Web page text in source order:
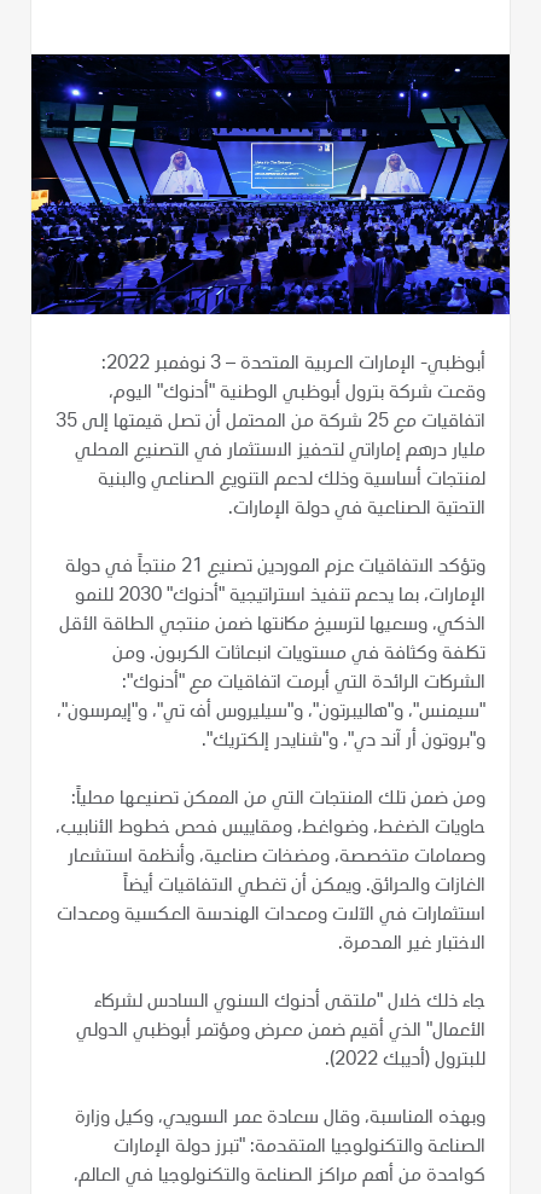
أبوظبي- الإمارات العربية المتحدة – 3 نوفمبر 2022:
وقعت شركة بترول أبوظبي الوطنية "أدنوك" اليوم،
اتفاقيات مع 25 شركة من المحتمل أن تصل قيمتها إلى 35
مليار درهم إماراتي لتحفيز الاستثمار في التصنيع المحلي
لمنتجات أساسية وذلك لدعم التنويع الصناعي والبنية
التحتية الصناعية في دولة الإمارات.
وتؤكد الاتفاقيات عزم الموردين تصنيع 21 منتجاً في دولة
الإمارات، بما يدعم تنفيذ استراتيجية "أدنوك" 2030 للنمو
الذكي، وسعيها لترسيخ مكانتها ضمن منتجي الطاقة الأقل
تكلفة وكثافة في مستويات انبعاثات الكربون. ومن
الشركات الرائدة التي أبرمت اتفاقيات مع "أدنوك":
"سيمنس"، و"هاليبرتون"، و"سيليروس أف تي"، و"إيمرسون"،
و"بروتون أر آند دي"، و"شنايدر إلكتريك".
ومن ضمن تلك المنتجات التي من الممكن تصنيعها محلياً:
حاويات الضغط، وضواغط، ومقاييس فحص خطوط الأنابيب،
وصمامات متخصصة، ومضخات صناعية، وأنظمة استشعار
الغازات والحرائق. ويمكن أن تغطي الاتفاقيات أيضاً
استثمارات في الآلات ومعدات الهندسة العكسية ومعدات
الاختبار غير المدمرة.
جاء ذلك خلال "ملتقى أدنوك السنوي السادس لشركاء
الأعمال" الذي أقيم ضمن معرض ومؤتمر أبوظبي الدولي
للبترول (أديبك 2022).
وبهذه المناسبة، وقال سعادة عمر السويدي، وكيل وزارة
الصناعة والتكنولوجيا المتقدمة: "تبرز دولة الإمارات
كواحدة من أهم مراكز الصناعة والتكنولوجيا في العالم،